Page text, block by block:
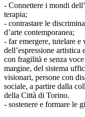
- Connettere i mondi
terapia;
- contrastare le
d’arte contemporanea;
- far emergere, tutelare e
dell’espressione
con fragilità e senza
margine, del sistema
visionari, persone con
sociale, a partire dalla
della Città di Torino.
- sostenere e formare le